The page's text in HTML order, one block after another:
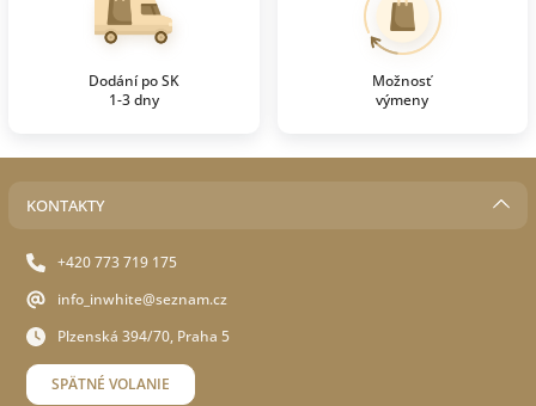
Dodání po SK
1-3 dny
Možnosť
výmeny
KONTAKTY
+420 773 719 175
info_inwhite@seznam.cz
Plzenská 394/70, Praha 5
SPÄTNÉ VOLANIE